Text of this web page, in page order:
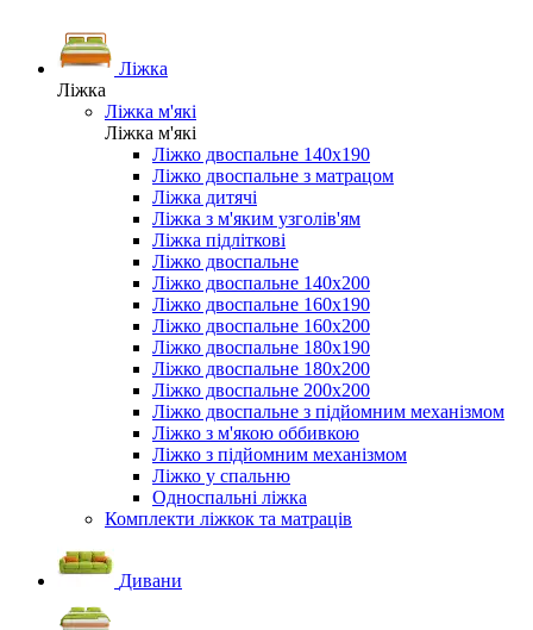
Ліжка
Ліжка
Ліжка м'які
Ліжка м'які
Ліжко двоспальне 140х190
Ліжко двоспальне з матрацом
Ліжка дитячі
Ліжка з м'яким узголів'ям
Ліжка підліткові
Ліжко двоспальне
Ліжко двоспальне 140х200
Ліжко двоспальне 160х190
Ліжко двоспальне 160х200
Ліжко двоспальне 180х190
Ліжко двоспальне 180х200
Ліжко двоспальне 200х200
Ліжко двоспальне з підйомним механізмом
Ліжко з м'якою оббивкою
Ліжко з підйомним механізмом
Ліжко у спальню
Односпальні ліжка
Комплекти ліжкок та матраців
Дивани